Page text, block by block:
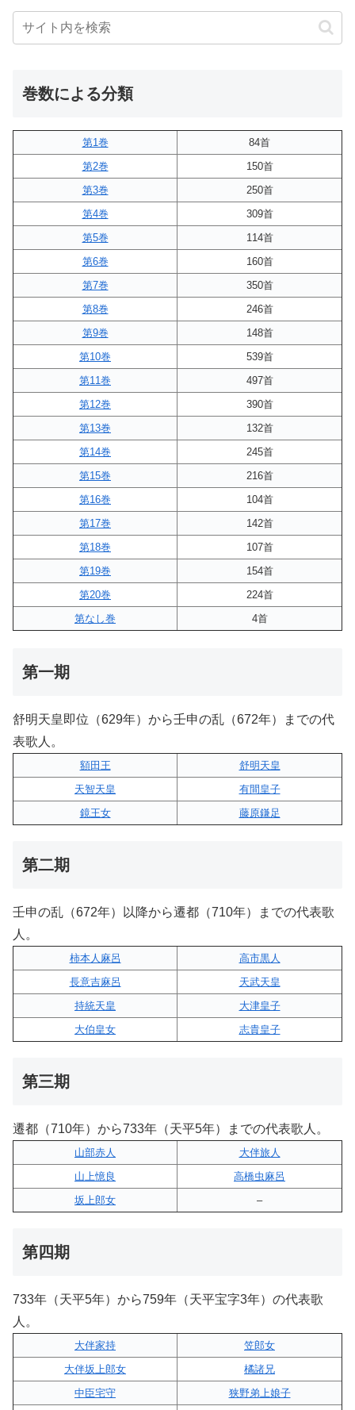
巻数による分類
第1巻
84首
第2巻
150首
第3巻
250首
第4巻
309首
第5巻
114首
第6巻
160首
第7巻
350首
第8巻
246首
第9巻
148首
第10巻
539首
第11巻
497首
第12巻
390首
第13巻
132首
第14巻
245首
第15巻
216首
第16巻
104首
第17巻
142首
第18巻
107首
第19巻
154首
第20巻
224首
第なし巻
4首
第一期
舒明天皇即位（629年）から壬申の乱（672年）までの代
表歌人。
額田王
舒明天皇
天智天皇
有間皇子
鏡王女
藤原鎌足
第二期
壬申の乱（672年）以降から遷都（710年）までの代表歌
人。
柿本人麻呂
高市黒人
長意吉麻呂
天武天皇
持統天皇
大津皇子
大伯皇女
志貴皇子
第三期
遷都（710年）から733年（天平5年）までの代表歌人。
山部赤人
大伴旅人
山上憶良
高橋虫麻呂
坂上郎女
–
第四期
733年（天平5年）から759年（天平宝字3年）の代表歌
人。
大伴家持
笠郎女
大伴坂上郎女
橘諸兄
中臣宅守
狭野弟上娘子